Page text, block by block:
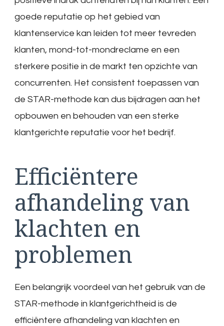
goede reputatie op het gebied van
klantenservice kan leiden tot meer tevreden
klanten, mond-tot-mondreclame en een
sterkere positie in de markt ten opzichte van
concurrenten. Het consistent toepassen van
de STAR-methode kan dus bijdragen aan het
opbouwen en behouden van een sterke
klantgerichte reputatie voor het bedrijf.
Efficiëntere
afhandeling van
klachten en
problemen
Een belangrijk voordeel van het gebruik van de
STAR-methode in klantgerichtheid is de
efficiëntere afhandeling van klachten en